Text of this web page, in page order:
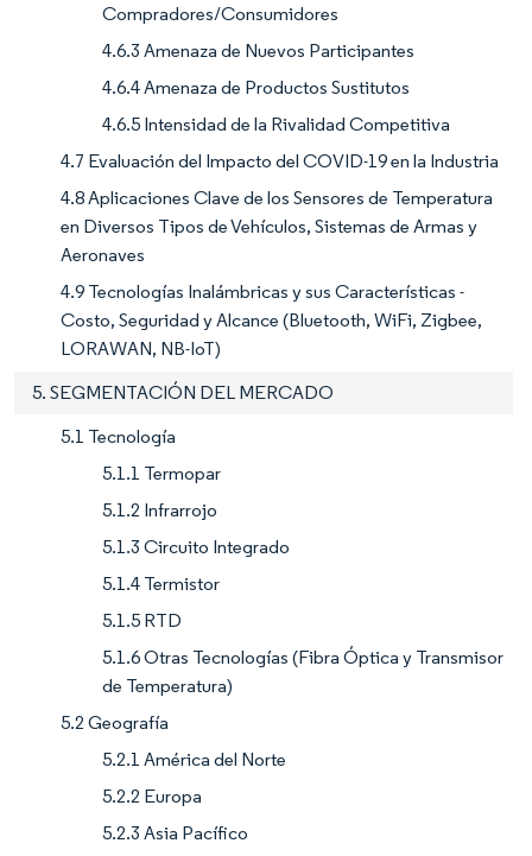
Compradores/Consumidores
4.6.3 Amenaza de Nuevos Participantes
4.6.4 Amenaza de Productos Sustitutos
4.6.5 Intensidad de la Rivalidad Competitiva
4.7 Evaluación del Impacto del COVID-19 en la Industria
4.8 Aplicaciones Clave de los Sensores de Temperatura
en Diversos Tipos de Vehículos, Sistemas de Armas y
Aeronaves
4.9 Tecnologías Inalámbricas y sus Características -
Costo, Seguridad y Alcance (Bluetooth, WiFi, Zigbee,
LORAWAN, NB-IoT)
5. SEGMENTACIÓN DEL MERCADO
5.1 Tecnología
5.1.1 Termopar
5.1.2 Infrarrojo
5.1.3 Circuito Integrado
5.1.4 Termistor
5.1.5 RTD
5.1.6 Otras Tecnologías (Fibra Óptica y Transmisor
de Temperatura)
5.2 Geografía
5.2.1 América del Norte
5.2.2 Europa
5.2.3 Asia Pacífico